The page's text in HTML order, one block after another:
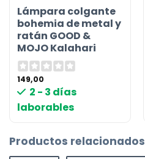
Lámpara colgante
bohemia de metal y
ratán GOOD &
MOJO Kalahari
149,00
2 - 3 días
laborables
Productos relacionados